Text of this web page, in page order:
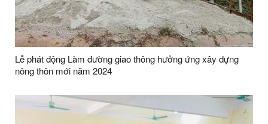
Lễ phát động Làm đường giao thông hưởng ứng xây dựng
nông thôn mới năm 2024